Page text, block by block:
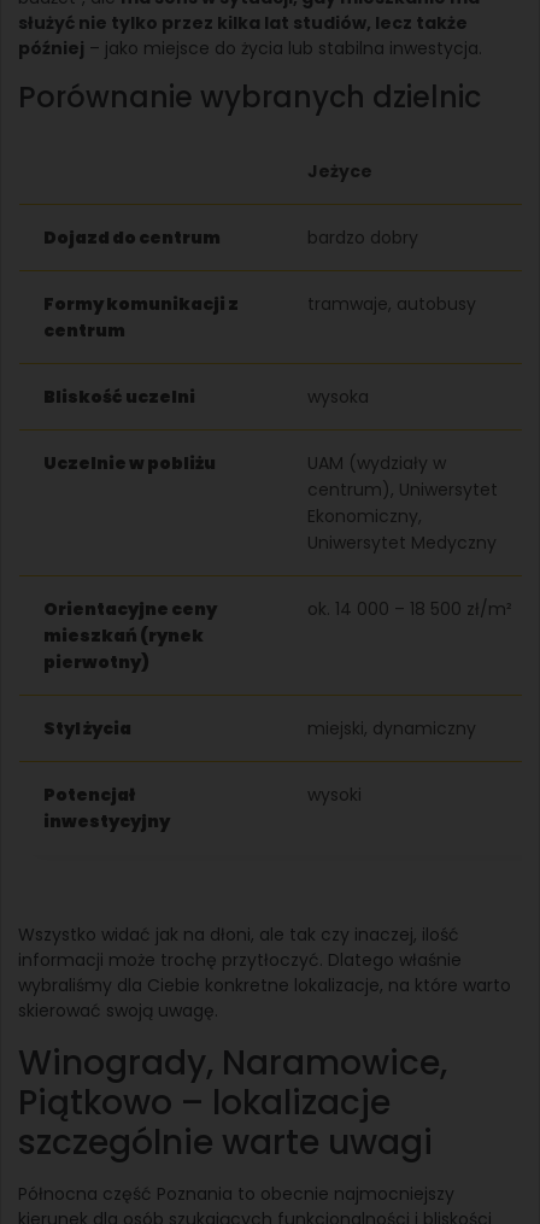
służyć nie tylko przez kilka lat studiów, lecz także
później – jako miejsce do życia lub stabilna inwestycja.
Porównanie wybranych dzielnic
Jeżyce
Dojazd do centrum bardzo dobry
Formy komunikacji z
centrum
tramwaje, autobusy
Bliskość uczelni wysoka
Uczelnie w pobliżu
UAM (wydziały w
centrum), Uniwersytet
Ekonomiczny,
Uniwersytet Medyczny
Orientacyjne ceny
mieszkań (rynek
pierwotny)
ok. 14 000 – 18 500 zł/m²
Styl życia miejski, dynamiczny
Potencjał
inwestycyjny
wysoki
Wszystko widać jak na dłoni, ale tak czy inaczej, ilość
informacji może trochę przytłoczyć. Dlatego właśnie
wybraliśmy dla Ciebie konkretne lokalizacje, na które warto
skierować swoją uwagę.
Winogrady, Naramowice,
Piątkowo – lokalizacje
szczególnie warte uwagi
Północna część Poznania to obecnie najmocniejszy
kierunek dla osób szukających funkcjonalności i bliskości